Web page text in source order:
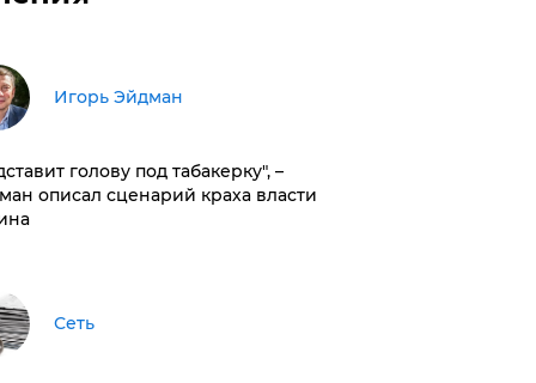
Игорь Эйдман
голову под табакерку", –
описал сценарий краха власти
Сеть